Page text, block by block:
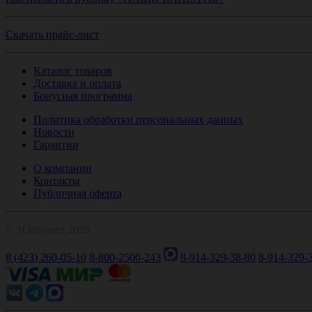
Скачать прайс-лист
Каталог товаров
Доставка и оплата
Бонусная программа
Политика обработки персональных данных
Новости
Гарантии
О компании
Контакты
Публичная оферта
8 (423) 260-05-10 8-800-2500-243 8-914-329-38-80 8-914-329-